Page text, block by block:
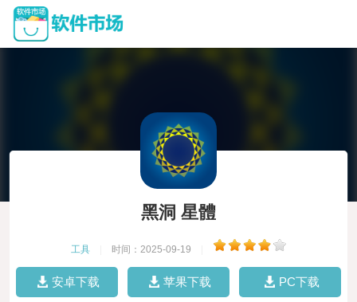
黑洞 星體
工具 时间：2025-09-19
安卓下载 苹果下载 PC下载